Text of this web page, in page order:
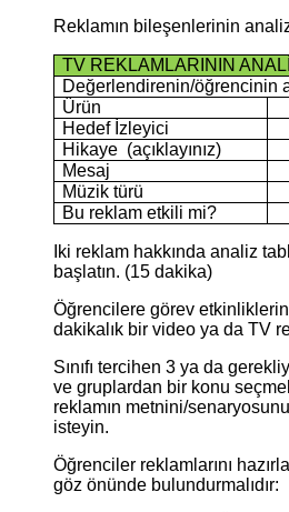
Reklamın bileşenlerinin
TV REKLAMLARININ
Değerlendirenin/öğrencinin
Ürün
Hedef İzleyici
Hikaye (açıklayınız)
Mesaj
Müzik türü
Bu reklam etkili mi?
Iki reklam hakkında analiz
başlatın. (15 dakika)
Öğrencilere görev
dakikalık bir video ya da TV
Sınıfı tercihen 3 ya da
ve gruplardan bir konu
reklamın metnini/
isteyin.
Öğrenciler reklamlarını
göz önünde bulundurmalıdır: